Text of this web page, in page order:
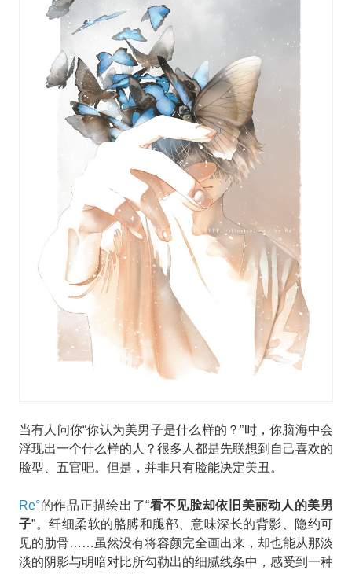
当有人问你“你认为美男子是什么样的？”时，你脑海中会
浮现出一个什么样的人？很多人都是先联想到自己喜欢的
脸型、五官吧。但是，并非只有脸能决定美丑。
Re°的作品正描绘出了“看不见脸却依旧美丽动人的美男
子”。纤细柔软的胳膊和腿部、意味深长的背影、隐约可
见的肋骨……虽然没有将容颜完全画出来，却也能从那淡
淡的阴影与明暗对比所勾勒出的细腻线条中，感受到一种